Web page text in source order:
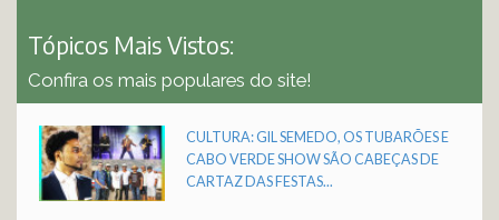
Tópicos Mais Vistos:
Confira os mais populares do site!
CULTURA: GIL SEMEDO, OS TUBARÕES E
CABO VERDE SHOW SÃO CABEÇAS DE
CARTAZ DAS FESTAS...